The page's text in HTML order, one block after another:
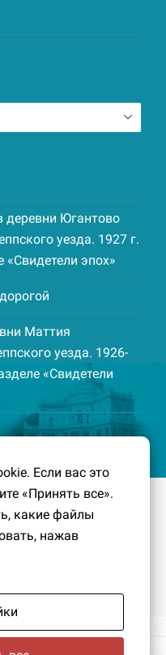
деревни Югантово
уезда. 1927 г.
«Свидетели эпох»
Маттия
уезда. 1926-
«Свидетели
залива
– Кусочек
представить себе
Петербурга и
Если вас это
«Принять все».
какие файлы
нажав